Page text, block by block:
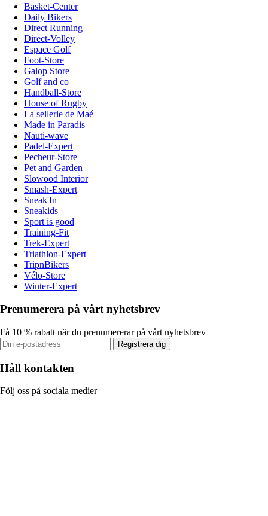
Basket-Center
Daily Bikers
Direct Running
Direct-Volley
Espace Golf
Foot-Store
Galop Store
Golf and co
Handball-Store
House of Rugby
La sellerie de Maé
Made in Paradis
Nauti-wave
Padel-Expert
Pecheur-Store
Pet and Garden
Slowood Interior
Smash-Expert
Sneak'In
Sneakids
Sport is good
Training-Fit
Trek-Expert
Triathlon-Expert
TripnBikers
Vélo-Store
Winter-Expert
Prenumerera på vårt nyhetsbrev
Få 10 % rabatt när du prenumererar på vårt nyhetsbrev
Registrera dig
Håll kontakten
Följ oss på sociala medier